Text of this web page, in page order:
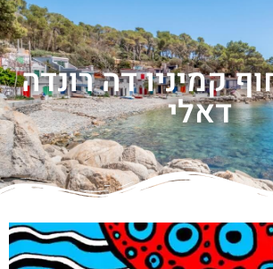
קמיניו דה רונדה
דאלי